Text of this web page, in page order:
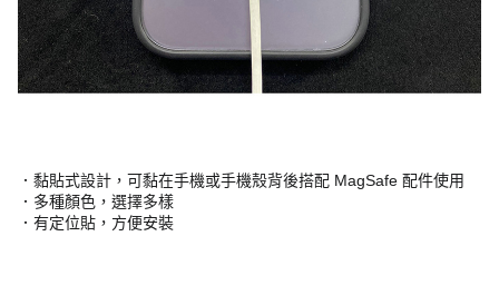
．黏貼式設計，可黏在手機或手機殼背後搭配 MagSafe 配件使用
．多種顏色，選擇多樣
．有定位貼，方便安裝